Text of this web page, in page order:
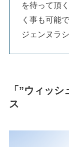
を待って頂
く事も可能
ジェンヌラ
「”ウィッ
ス